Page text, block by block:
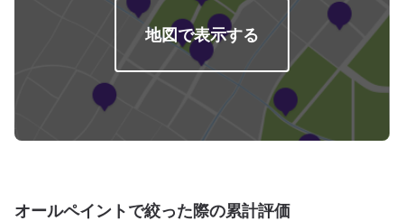
地図で表示する
オールペイントで絞った際の累計評価